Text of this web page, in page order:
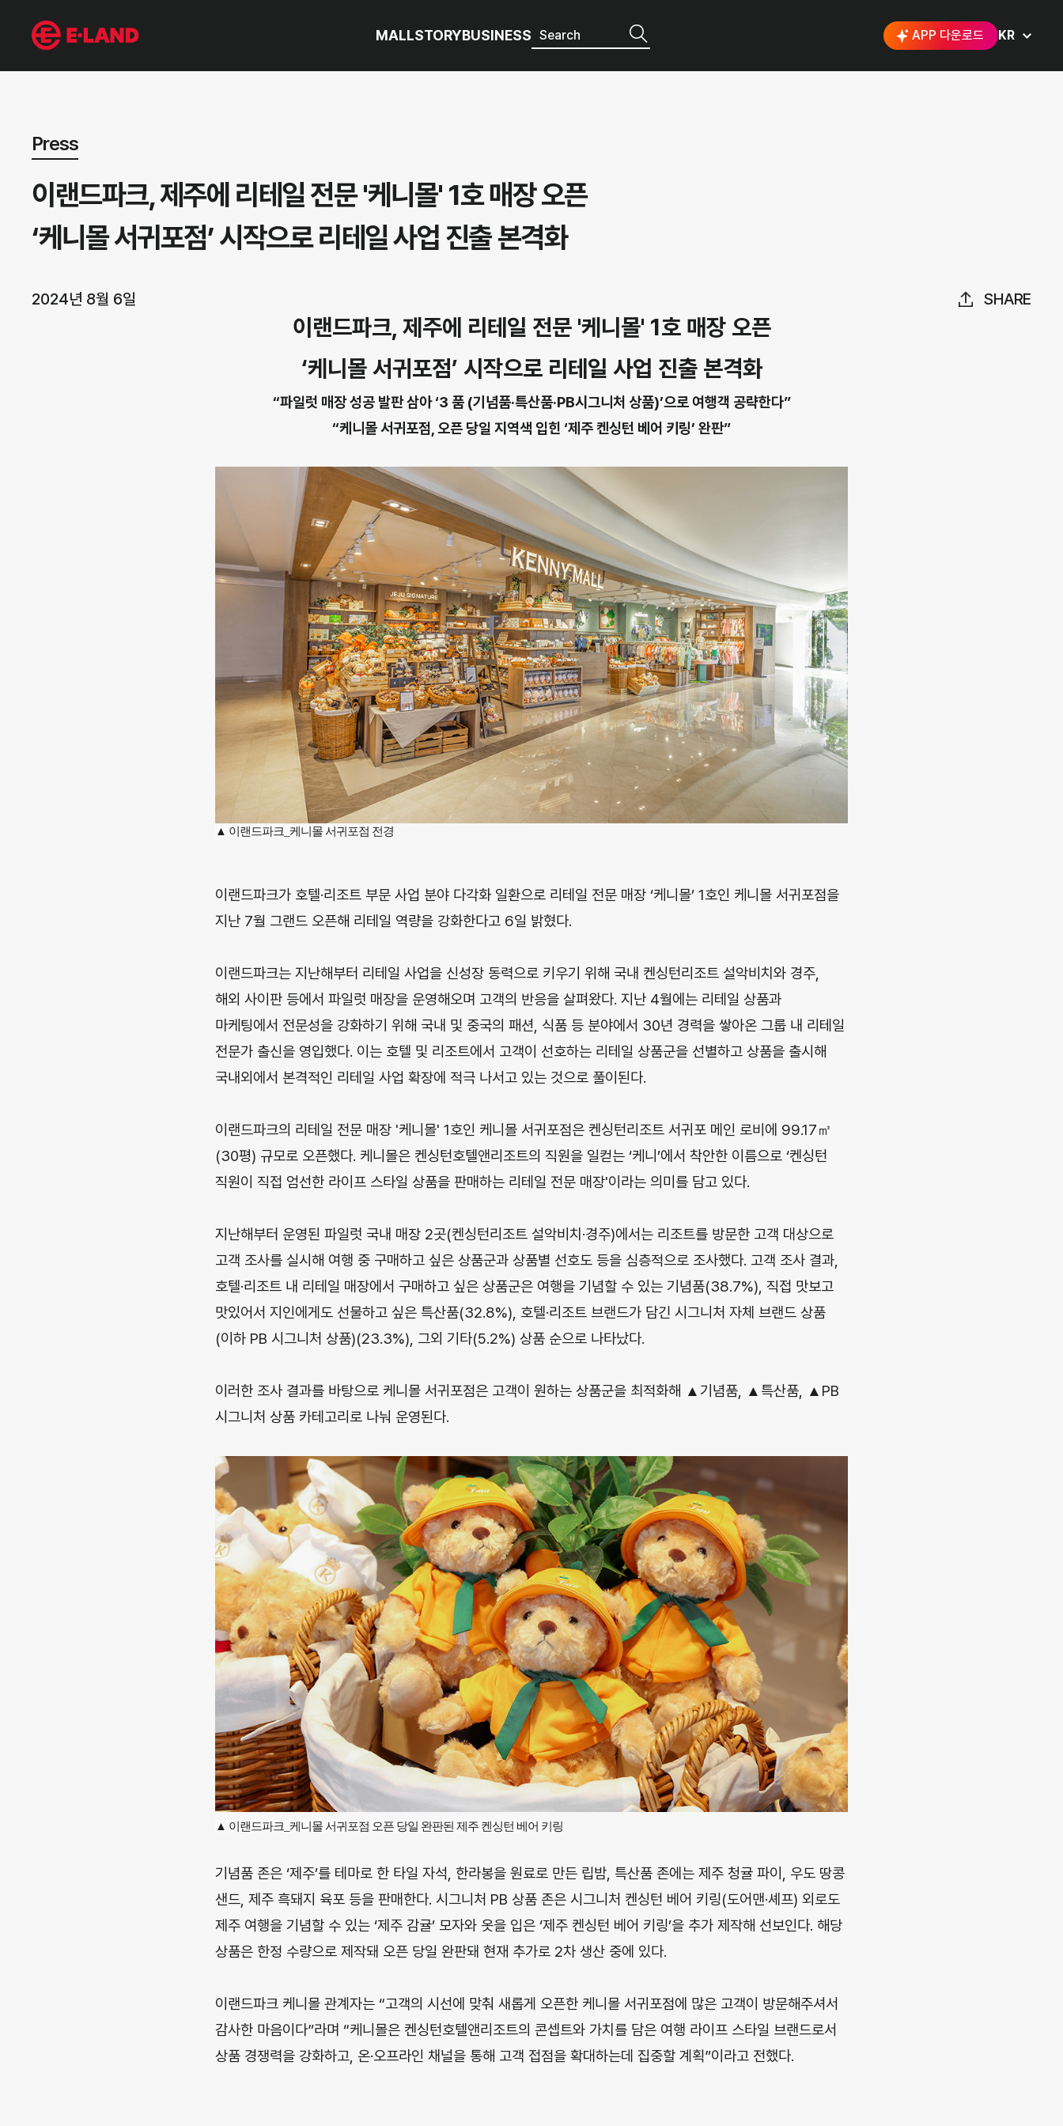
MALLSTORYBUSINESS APP 다운로드 KR
뉴스 상세보기
Press
이랜드파크, 제주에 리테일 전문 '케니몰' 1호 매장 오픈
‘케니몰 서귀포점’ 시작으로 리테일 사업 진출 본격화
2024년 8월 6일 SHARE
이랜드파크, 제주에 리테일 전문 '케니몰' 1호 매장 오픈
‘케니몰 서귀포점’ 시작으로 리테일 사업 진출 본격화
“파일럿 매장 성공 발판 삼아 ‘3 품 (기념품·특산품·PB시그니처 상품)’으로 여행객 공략한다”
“케니몰 서귀포점, 오픈 당일 지역색 입힌 ‘제주 켄싱턴 베어 키링’ 완판”
▲ 이랜드파크_케니몰 서귀포점 전경
이랜드파크가 호텔·리조트 부문 사업 분야 다각화 일환으로 리테일 전문 매장 ‘케니몰’ 1호인 케니몰 서귀포점을
지난 7월 그랜드 오픈해 리테일 역량을 강화한다고 6일 밝혔다.
이랜드파크는 지난해부터 리테일 사업을 신성장 동력으로 키우기 위해 국내 켄싱턴리조트 설악비치와 경주,
해외 사이판 등에서 파일럿 매장을 운영해오며 고객의 반응을 살펴왔다. 지난 4월에는 리테일 상품과
마케팅에서 전문성을 강화하기 위해 국내 및 중국의 패션, 식품 등 분야에서 30년 경력을 쌓아온 그룹 내 리테일
전문가 출신을 영입했다. 이는 호텔 및 리조트에서 고객이 선호하는 리테일 상품군을 선별하고 상품을 출시해
국내외에서 본격적인 리테일 사업 확장에 적극 나서고 있는 것으로 풀이된다.
이랜드파크의 리테일 전문 매장 '케니몰' 1호인 케니몰 서귀포점은 켄싱턴리조트 서귀포 메인 로비에 99.17㎡
(30평) 규모로 오픈했다. 케니몰은 켄싱턴호텔앤리조트의 직원을 일컫는 ‘케니’에서 착안한 이름으로 ‘켄싱턴
직원이 직접 엄선한 라이프 스타일 상품을 판매하는 리테일 전문 매장'이라는 의미를 담고 있다.
지난해부터 운영된 파일럿 국내 매장 2곳(켄싱턴리조트 설악비치·경주)에서는 리조트를 방문한 고객 대상으로
고객 조사를 실시해 여행 중 구매하고 싶은 상품군과 상품별 선호도 등을 심층적으로 조사했다. 고객 조사 결과,
호텔·리조트 내 리테일 매장에서 구매하고 싶은 상품군은 여행을 기념할 수 있는 기념품(38.7%), 직접 맛보고
맛있어서 지인에게도 선물하고 싶은 특산품(32.8%), 호텔·리조트 브랜드가 담긴 시그니처 자체 브랜드 상품
(이하 PB 시그니처 상품)(23.3%), 그외 기타(5.2%) 상품 순으로 나타났다.
이러한 조사 결과를 바탕으로 케니몰 서귀포점은 고객이 원하는 상품군을 최적화해 ▲기념품, ▲특산품, ▲PB
시그니처 상품 카테고리로 나눠 운영된다.
▲ 이랜드파크_케니몰 서귀포점 오픈 당일 완판된 제주 켄싱턴 베어 키링
기념품 존은 ‘제주’를 테마로 한 타일 자석, 한라봉을 원료로 만든 립밤, 특산품 존에는 제주 청귤 파이, 우도 땅콩
샌드, 제주 흑돼지 육포 등을 판매한다. 시그니처 PB 상품 존은 시그니처 켄싱턴 베어 키링(도어맨·셰프) 외로도
제주 여행을 기념할 수 있는 ‘제주 감귤’ 모자와 옷을 입은 ‘제주 켄싱턴 베어 키링’을 추가 제작해 선보인다. 해당
상품은 한정 수량으로 제작돼 오픈 당일 완판돼 현재 추가로 2차 생산 중에 있다.
이랜드파크 케니몰 관계자는 “고객의 시선에 맞춰 새롭게 오픈한 케니몰 서귀포점에 많은 고객이 방문해주셔서
감사한 마음이다”라며 “케니몰은 켄싱턴호텔앤리조트의 콘셉트와 가치를 담은 여행 라이프 스타일 브랜드로서
상품 경쟁력을 강화하고, 온·오프라인 채널을 통해 고객 접점을 확대하는데 집중할 계획”이라고 전했다.